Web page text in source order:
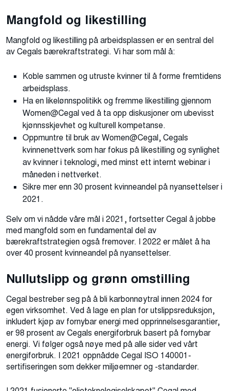
Mangfold og likestilling
Mangfold og likestilling på arbeidsplassen er en sentral del
av Cegals bærekraftstrategi. Vi har som mål å:
Koble sammen og utruste kvinner til å forme fremtidens
arbeidsplass.
Ha en likelønnspolitikk og fremme likestilling gjennom
Women@Cegal ved å ta opp diskusjoner om ubevisst
kjønnsskjevhet og kulturell kompetanse.
Oppmuntre til bruk av Women@Cegal, Cegals
kvinnenettverk som har fokus på likestilling og synlighet
av kvinner i teknologi, med minst ett internt webinar i
måneden i nettverket.
Sikre mer enn 30 prosent kvinneandel på nyansettelser i
2021.
Selv om vi nådde våre mål i 2021, fortsetter Cegal å jobbe
med mangfold som en fundamental del av
bærekraftstrategien også fremover. I 2022 er målet å ha
over 40 prosent kvinneandel på nyansettelser.
Nullutslipp og grønn omstilling
Cegal bestreber seg på å bli karbonnøytral innen 2024 for
egen virksomhet. Ved å lage en plan for utslippsreduksjon,
inkludert kjøp av fornybar energi med opprinnelsesgarantier,
er 98 prosent av Cegals energiforbruk basert på fornybar
energi. Vi følger også nøye med på alle sider ved vårt
energiforbruk. I 2021 oppnådde Cegal ISO 140001-
sertifiseringen som dekker miljøemner og -standarder.